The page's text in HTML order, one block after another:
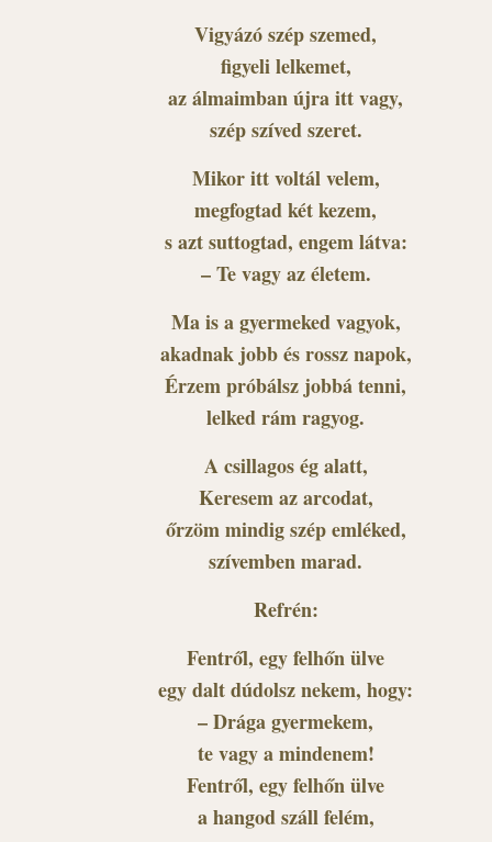
Vigyázó szép szemed,
figyeli lelkemet,
az álmaimban újra itt vagy,
szép szíved szeret.
Mikor itt voltál velem,
megfogtad két kezem,
s azt suttogtad, engem látva:
– Te vagy az életem.
Ma is a gyermeked vagyok,
akadnak jobb és rossz napok,
Érzem próbálsz jobbá tenni,
lelked rám ragyog.
A csillagos ég alatt,
Keresem az arcodat,
őrzöm mindig szép emléked,
szívemben marad.
Refrén:
Fentről, egy felhőn ülve
egy dalt dúdolsz nekem, hogy:
– Drága gyermekem,
te vagy a mindenem!
Fentről, egy felhőn ülve
a hangod száll felém,